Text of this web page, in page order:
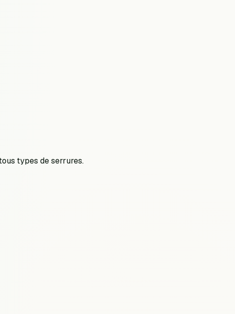
types de serrures.